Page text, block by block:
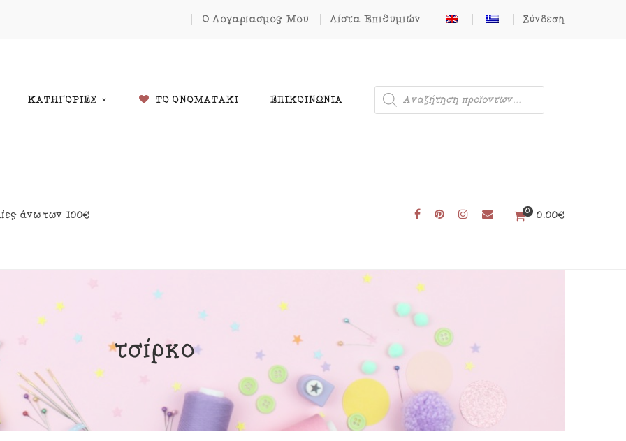
Ο Λογαριασμός Μου Λίστα Επιθυμιών Σύνδεση
ΚΑΤΗΓΟΡΙΕΣ
Δώρα
Δωματίου
Μόμπιλε Κούνιας
Κουτιά
Κοσμήματα
Μονόκερος
Δωρεάν Πατρόν
ΤΟ ΟΝΟΜΑΤΑΚΙ ΕΠΙΚΟΙΝΩΝΊΑ
άνω των 100€ 0 0.00€
τσίρκο